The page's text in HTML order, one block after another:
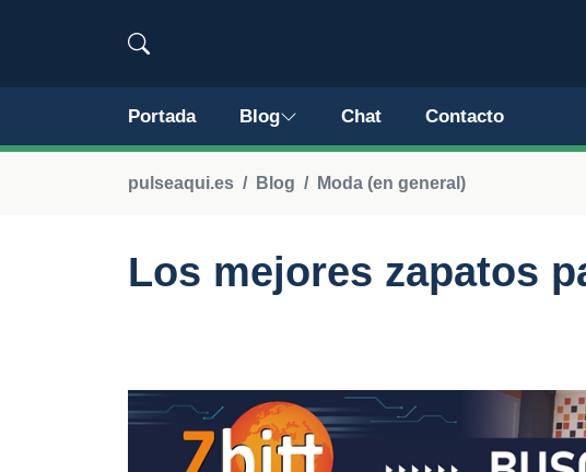
Portada Blog Chat Contacto
pulseaqui.es Blog Moda (en general)
Los mejores zapatos